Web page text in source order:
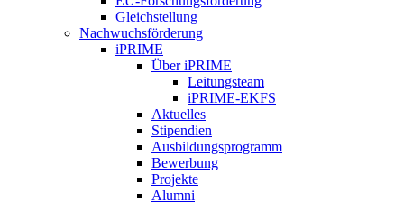
Gleichstellung
Nachwuchsförderung
iPRIME
Über iPRIME
Leitungsteam
iPRIME-EKFS
Aktuelles
Stipendien
Ausbildungsprogramm
Bewerbung
Projekte
Alumni